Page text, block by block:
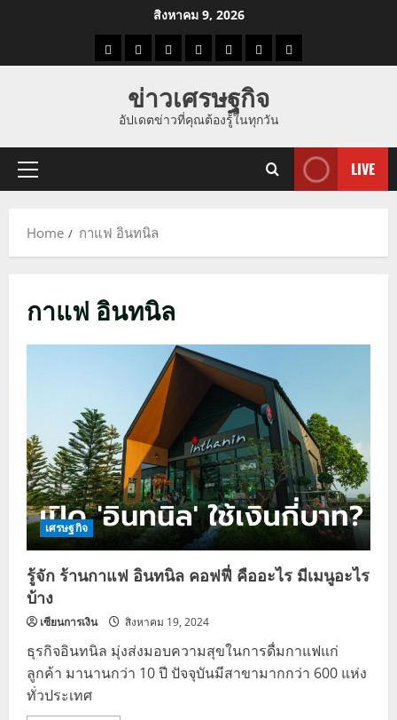
สิงหาคม 9, 2026
ราคาแนว
ราคา
ทอง
ข่าว
นี้
ข่าว
ดูด
ที่
ผู้ชาย
ข่าวเศรษฐกิจ
อัปเดตข่าวที่คุณต้องรู้ในทุกวัน
Primary
LIVE
Home กาแฟ อินทนิล
กาแฟ อินทนิล
เศรษฐกิจ
รู้จัก ร้านกาแฟ อินทนิล คอฟฟี่ คืออะไร มีเมนูอะไร
บ้าง
เซียนการเงิน สิงหาคม 19, 2024
ธุรกิจอินทนิล มุ่งส่งมอบความสุขในการดื่มกาแฟแก่
ลูกค้า มานานกว่า 10 ปี ปัจจุบันมีสาขามากกว่า 600 แห่ง
ทั่วประเทศ